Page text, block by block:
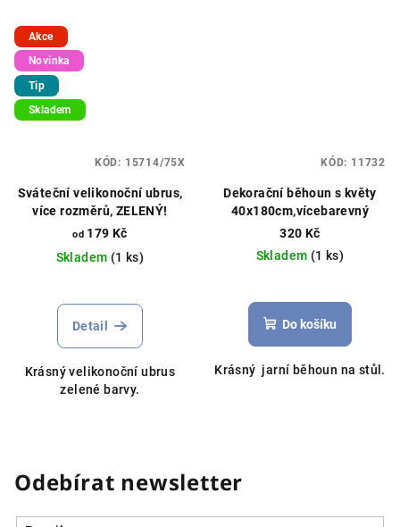
Akce
Novinka
Tip
Skladem
Sváteční velikonoční ubrus,
více rozměrů, ZELENÝ!
od 179 Kč
Skladem (1 ks)
Detail
Krásný velikonoční ubrus
zelené barvy.
KÓD: 15714/75X
Dekorační běhoun s květy
40x180cm,vícebarevný
320 Kč
Skladem (1 ks)
Do košíku
Krásný jarní běhoun na stůl.
KÓD: 11732
Odebírat newsletter